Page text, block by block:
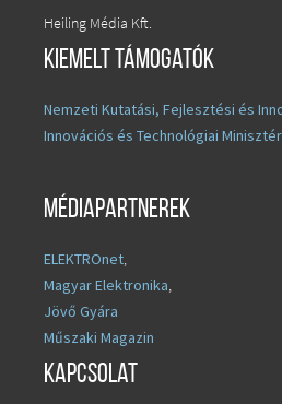
Heiling Média Kft.
Kiemelt támogatók
Nemzeti Kutatási, Fejlesztési és
Innovációs és Technológiai
Médiapartnerek
ELEKTROnet,
Magyar Elektronika,
Jövő Gyára
Műszaki Magazin
Kapcsolat